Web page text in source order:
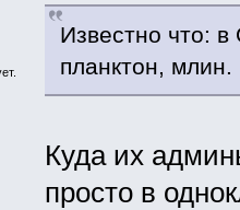
Известно что:
планктон, млин.
Куда их
просто в